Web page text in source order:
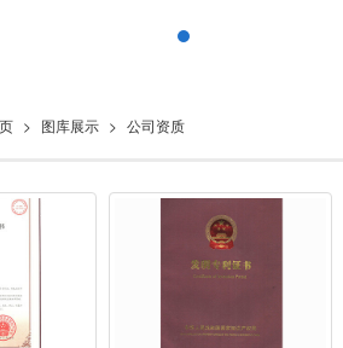
> 图库展示 > 公司资质